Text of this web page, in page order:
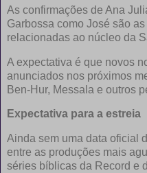
As confirmações de Ana
Garbossa como José são
relacionadas ao núcleo da
A expectativa é que novos
anunciados nos próximos
Ben-Hur, Messala e outros
Expectativa para a estreia
Ainda sem uma data oficial
entre as produções mais
séries bíblicas da Record e